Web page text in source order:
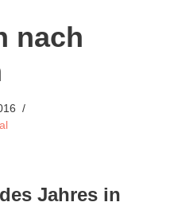
nach
Jahres in